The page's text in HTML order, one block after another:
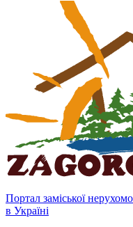
Портал заміської
в Україні